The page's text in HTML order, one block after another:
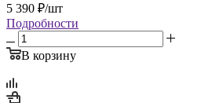
5 390 ₽/шт
Подробности
В корзину